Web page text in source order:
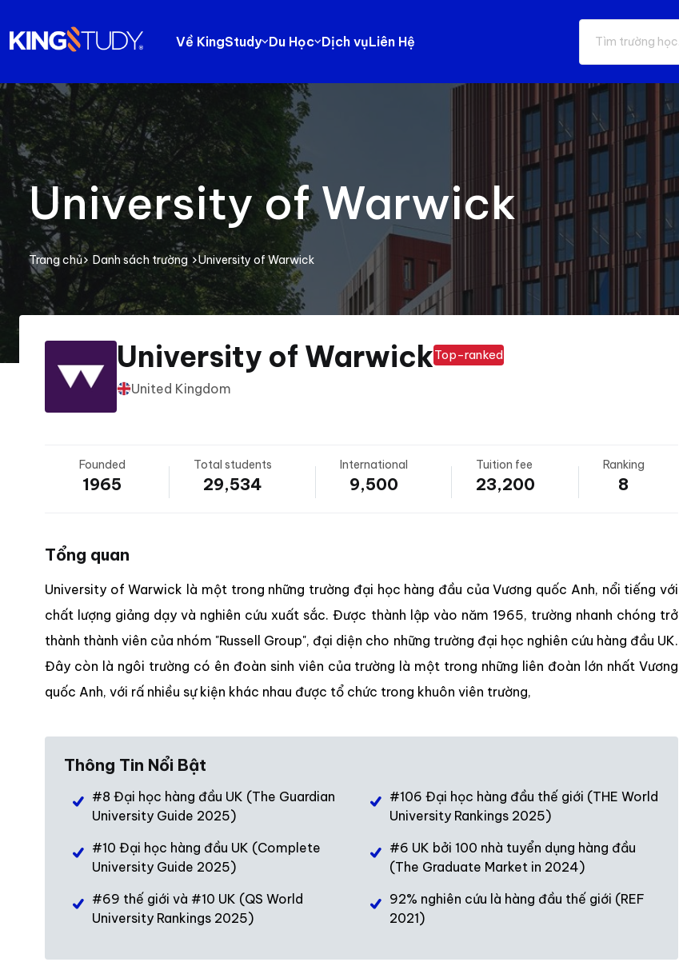
Về KingStudy Du Học Dịch vụLiên Hệ
University of Warwick
Trang chủ Danh sách trường University of Warwick
University of Warwick
United Kingdom
Top-ranked
Founded
1965
Total students
29,534
International
9,500
Tuition fee
23,200
Ranking
8
Tổng quan
University of Warwick là một trong những trường đại học hàng đầu của Vương quốc Anh, nổi tiếng với
chất lượng giảng dạy và nghiên cứu xuất sắc. Được thành lập vào năm 1965, trường nhanh chóng trở
thành thành viên của nhóm "Russell Group", đại diện cho những trường đại học nghiên cứu hàng đầu UK.
Đây còn là ngôi trường có ên đoàn sinh viên của trường là một trong những liên đoàn lớn nhất Vương
quốc Anh, với rấ nhiều sự kiện khác nhau được tổ chức trong khuôn viên trường,
Thông Tin Nổi Bật
#8 Đại học hàng đầu UK (The Guardian
University Guide 2025)
#106 Đại học hàng đầu thế giới (THE World
University Rankings 2025)
#10 Đại học hàng đầu UK (Complete
University Guide 2025)
#6 UK bởi 100 nhà tuyển dụng hàng đầu
(The Graduate Market in 2024)
#69 thế giới và #10 UK (QS World
University Rankings 2025)
92% nghiên cứu là hàng đầu thế giới (REF
2021)